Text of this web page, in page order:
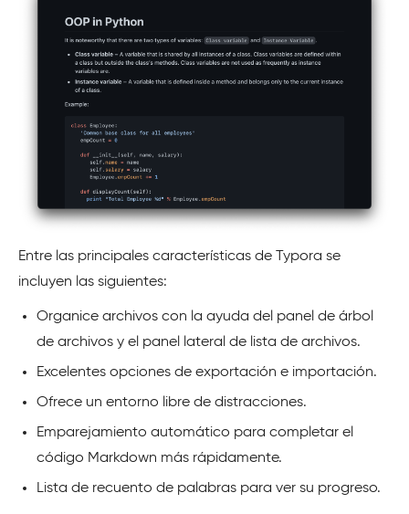
Entre las principales características de Typora se
incluyen las siguientes:
Organice archivos con la ayuda del panel de árbol
de archivos y el panel lateral de lista de archivos.
Excelentes opciones de exportación e importación.
Ofrece un entorno libre de distracciones.
Emparejamiento automático para completar el
código Markdown más rápidamente.
Lista de recuento de palabras para ver su progreso.